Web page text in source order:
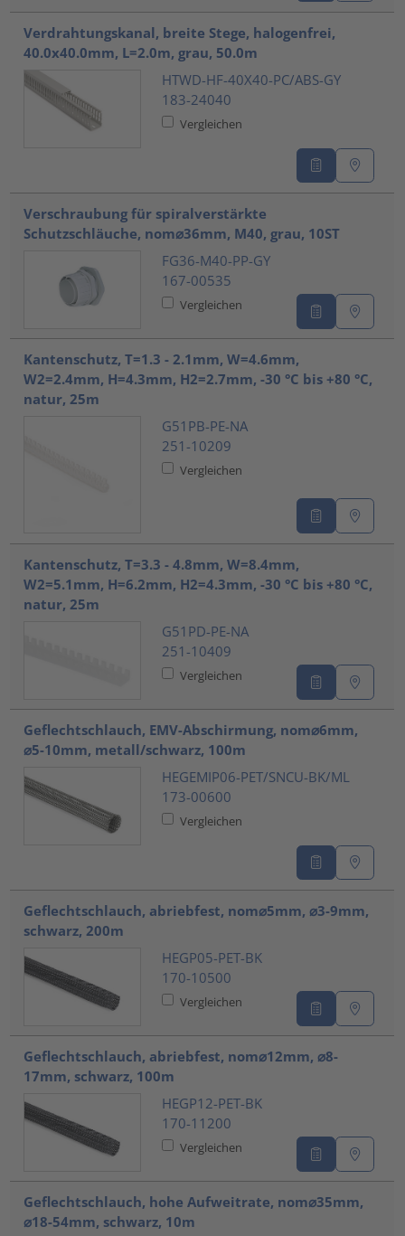
Verdrahtungskanal, breite Stege, halogenfrei,
40.0x40.0mm, L=2.0m, grau, 50.0m
HTWD-HF-40X40-PC/ABS-GY
183-24040
Vergleichen
Verschraubung für spiralverstärkte
Schutzschläuche, nom⌀36mm, M40, grau, 10ST
FG36-M40-PP-GY
167-00535
Vergleichen
Kantenschutz, T=1.3 - 2.1mm, W=4.6mm,
W2=2.4mm, H=4.3mm, H2=2.7mm, -30 °C bis +80 °C,
natur, 25m
G51PB-PE-NA
251-10209
Vergleichen
Kantenschutz, T=3.3 - 4.8mm, W=8.4mm,
W2=5.1mm, H=6.2mm, H2=4.3mm, -30 °C bis +80 °C,
natur, 25m
G51PD-PE-NA
251-10409
Vergleichen
Geflechtschlauch, EMV-Abschirmung, nom⌀6mm,
⌀5-10mm, metall/schwarz, 100m
HEGEMIP06-PET/SNCU-BK/ML
173-00600
Vergleichen
Geflechtschlauch, abriebfest, nom⌀5mm, ⌀3-9mm,
schwarz, 200m
HEGP05-PET-BK
170-10500
Vergleichen
Geflechtschlauch, abriebfest, nom⌀12mm, ⌀8-
17mm, schwarz, 100m
HEGP12-PET-BK
170-11200
Vergleichen
Geflechtschlauch, hohe Aufweitrate, nom⌀35mm,
⌀18-54mm, schwarz, 10m